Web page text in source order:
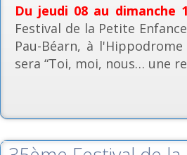
Du jeudi 08 au dimanche
Festival de la Petite
Pau-Béarn, à
sera “Toi, moi, nous… une